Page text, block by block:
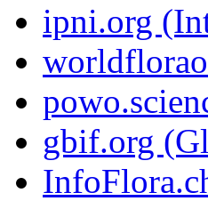
ipni.org
gbif.org